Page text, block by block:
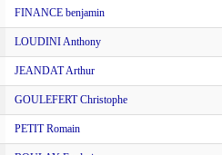
FINANCE benjamin
LOUDINI Anthony
JEANDAT Arthur
GOULEFERT Christophe
PETIT Romain